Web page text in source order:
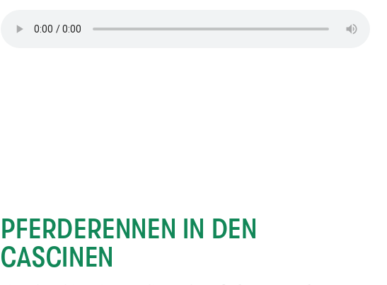
PFERDERENNEN IN DEN
CASCINEN